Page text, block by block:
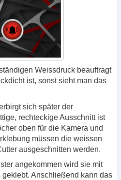
Weissdruck beauftragt
ist, sonst sieht man das
sich später der
rechteckige Ausschnitt ist
oben für die Kamera und
müssen die weissen
ausgeschnitten werden.
angekommen wird sie mit
Anschließend kann das